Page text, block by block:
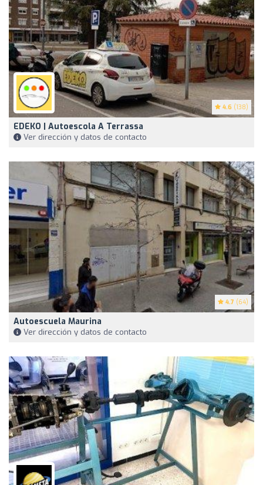
4.6 (138)
EDEKO | Autoescola A Terrassa
Ver dirección y datos de contacto
4.7 (64)
Autoescuela Maurina
Ver dirección y datos de contacto